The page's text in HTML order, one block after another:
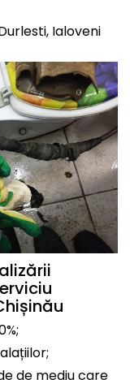
Ialoveni
de mediu care